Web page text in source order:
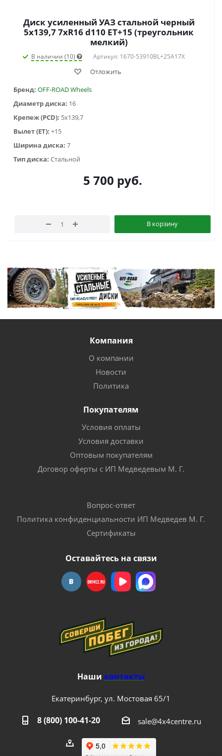
Диск усиленный УАЗ стальной черный
5x139,7 7xR16 d110 ET+15 (треугольник
мелкий)
В наличии (10) Артикул: 1670-53910BL+25A17X
Отложить
Бренд: OFF-ROAD Wheels
Диаметр диска: 16
Крепеж (PCD): 5x139,7
Вылет (ET): +15
Ширина диска: 7
Тип диска: Стальной
5 700 руб.
В корзину
Компания
О компании
Новости
Политика
Покупателям
Условия оплаты
Условия доставки
Оптовым покупателям
Договор оферты с ИП Медведевым М. Г.
Вопрос-ответ
Политика конфиденциальности ИП Медведев М. Г.
Сертификаты
Оставайтесь на связи
Наши контакты
Екатеринбург, ул. Мостовая 65/1
8 (800) 100-41-20 sale@4x4centre.ru